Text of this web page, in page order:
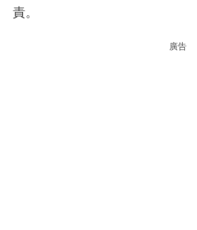
責。
廣告